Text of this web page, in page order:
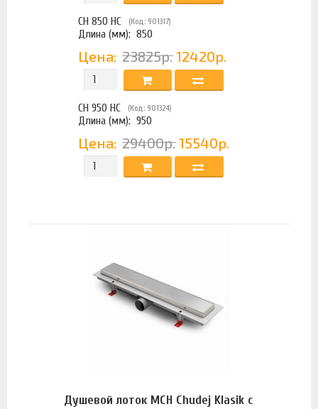
CH 850 HC (Код: 901317)
Длина (мм): 850
Цена: 23825р. 12420р.
CH 950 HC (Код: 901324)
Длина (мм): 950
Цена: 29400р. 15540р.
Душевой лоток MCH Chudej Klasik с